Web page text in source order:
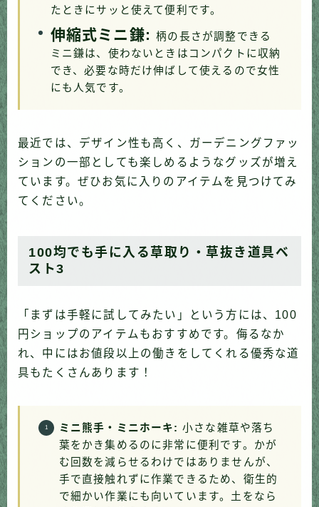
たときにサッと使えて便利です。
伸縮式ミニ鎌:
柄の長さが調整できる
ミニ鎌は、使わないときはコンパクトに収納
でき、必要な時だけ伸ばして使えるので女性
にも人気です。
最近では、デザイン性も高く、ガーデニングファッ
ションの一部としても楽しめるようなグッズが増え
ています。ぜひお気に入りのアイテムを見つけてみ
てください。
100均でも手に入る草取り・草抜き道具ベ
スト3
「まずは手軽に試してみたい」という方には、100
円ショップのアイテムもおすすめです。侮るなか
れ、中にはお値段以上の働きをしてくれる優秀な道
具もたくさんあります！
ミニ熊手・ミニホーキ: 小さな雑草や落ち
葉をかき集めるのに非常に便利です。かが
む回数を減らせるわけではありませんが、
手で直接触れずに作業できるため、衛生的
で細かい作業にも向いています。土をなら